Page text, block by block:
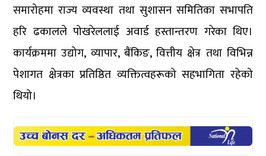
समारोहमा राज्य व्यवस्था तथा सुशासन समितिका सभापति
हरि ढकालले पोखरेललाई अवार्ड हस्तान्तरण गरेका थिए।
कार्यक्रममा उद्योग, व्यापार, बैंकिङ, वित्तीय क्षेत्र तथा विभिन्न
पेशागत क्षेत्रका प्रतिष्ठित व्यक्तित्वहरूको सहभागिता रहेको
थियो।